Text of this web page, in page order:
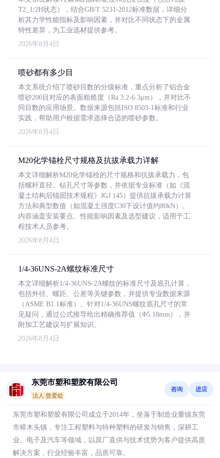
T2_1/2H状态），结合GB/T 5231-2012标准数据，详细分
析其力学性能指标及影响因素，并对比不同状态下的金属
特性差异，为工业选材提供参考。
2026年8月4日
喷砂都有多少目
本文系统介绍了喷砂目数的分级标准，重点分析了铝合金
喷砂200目对应的表面粗糙度（Ra 3.2-6.3μm），并对比不
同目数的应用场景。数据来源包括ISO 8503-1标准和行业
实践，帮助用户根据需求选择合适的喷砂参数。
2026年8月4日
M20化学锚栓尺寸规格及抗拔承载力详解
本文详细解析M20化学锚栓的尺寸规格和抗拔承载力，包
括螺杆直径、钻孔尺寸等参数，并依据专业标准（如《混
凝土结构后锚固技术规程》JGJ 145）提供抗拔承载力计算
方法和典型数值（如混凝土强度C30下设计值约80kN）。
内容涵盖安装要点、性能影响因素及选型建议，适用于工
程技术人员参考。
2026年8月4日
1/4-36UNS-2A螺纹标准尺寸
本文详细解析1/4-36UNS-2A螺纹的标准尺寸及底孔计算，
包括外径、螺距、公差等关键参数，并提供专业数据来源
（ASME B1.1标准）。针对1/4-36UNS螺纹底孔尺寸的常
见疑问，通过公式推导给出精确推荐值（Φ5.18mm），并
附加工艺建议与扩展知识。
2026年8月4日
东莞市塑和塑胶有限公司
法人:曾爱处
咨询 进店
东莞市塑和塑胶有限公司成立于2014年，坐落于制造业重镇东莞
市樟木头镇，专注工程塑料与特种塑料的研发与销售，深耕工
业、电子及汽车等领域，以原厂直供与技术优势为客户提供高质
解决方案，行业经验丰富，品质可靠。